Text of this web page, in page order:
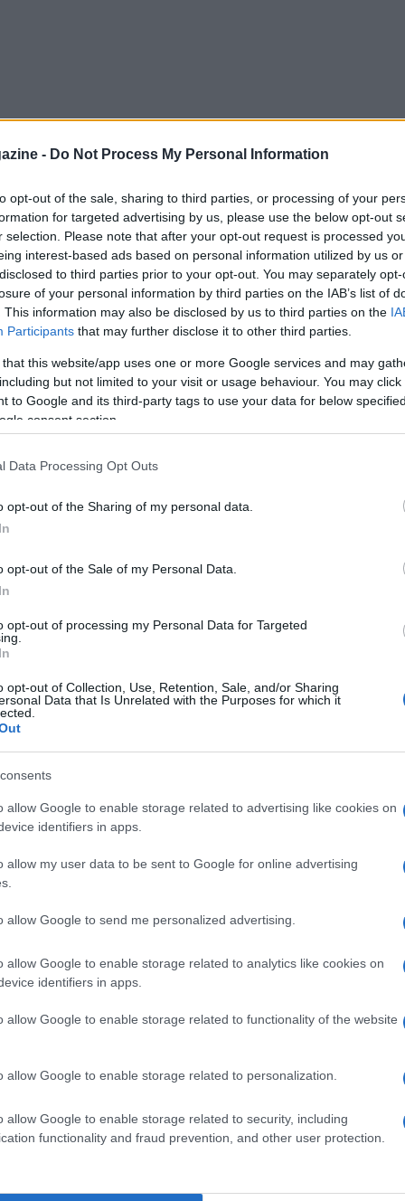
- Do Not Process My Personal Information
opt-out of the sale, sharing to third parties, or processing of your
for targeted advertising by us, please use the below opt-out
selection. Please note that after your opt-out request is processed
interest-based ads based on personal information utilized by us
to third parties prior to your opt-out. You may separately
of your personal information by third parties on the IAB’s list of
This information may also be disclosed by us to third parties on the
Participants that may further disclose it to other third parties.
that this website/app uses one or more Google services and may
but not limited to your visit or usage behaviour. You may
to Google and its third-party tags to use your data for below
consent section.
Data Processing Opt Outs
opt-out of the Sharing of my personal data.
opt-out of the Sale of my Personal Data.
opt-out of processing my Personal Data for Targeted
opt-out of Collection, Use, Retention, Sale, and/or Sharing
Data that Is Unrelated with the Purposes for which it
allow Google to enable storage related to advertising like cookies on
identifiers in apps.
allow my user data to be sent to Google for online advertising
allow Google to send me personalized advertising.
allow Google to enable storage related to analytics like cookies on
identifiers in apps.
allow Google to enable storage related to functionality of the website
allow Google to enable storage related to personalization.
allow Google to enable storage related to security, including
functionality and fraud prevention, and other user protection.
azzurri del
aMadonna di Campiglionel cuore
speciale è avvenuta nelCanalone
si accenderà sotto i riflettori il prossimo23
Coppa del Mondomaschile.
protrae per tutta la settimana. Nonostante
metri di quota
Tra i partecipanti, spiccano nomi
SaccardiGiovanni Franzoni
del circuito di slalome rappresenta un
Alex Vinatzer
gara dopo il podio del2026uno dei
Anche gli altri atleti, come
aKitzbuehel sono determinati a dare il
nella preparazione degli atleti. Permette